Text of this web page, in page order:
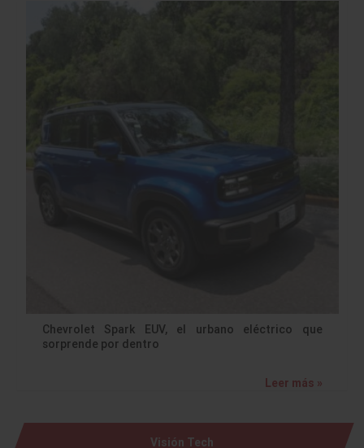
Chevrolet Spark EUV, el urbano eléctrico que
sorprende por dentro
Leer más »
Visión Tech